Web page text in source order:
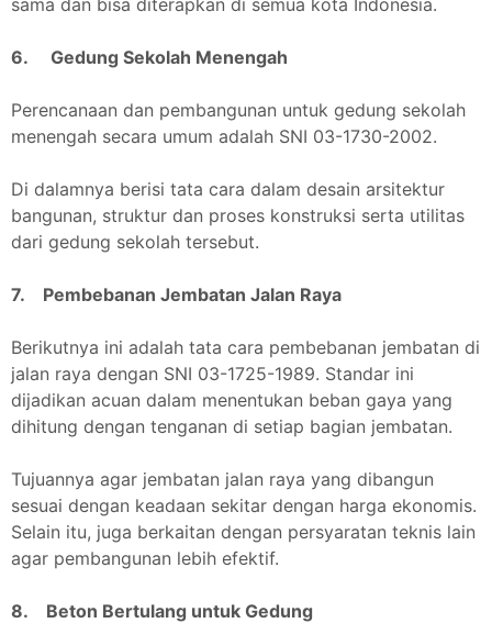
sama dan bisa diterapkan di semua kota Indonesia.
6. Gedung Sekolah Menengah
Perencanaan dan pembangunan untuk gedung sekolah
menengah secara umum adalah SNI 03-1730-2002.
Di dalamnya berisi tata cara dalam desain arsitektur
bangunan, struktur dan proses konstruksi serta utilitas
dari gedung sekolah tersebut.
7. Pembebanan Jembatan Jalan Raya
Berikutnya ini adalah tata cara pembebanan jembatan di
jalan raya dengan SNI 03-1725-1989. Standar ini
dijadikan acuan dalam menentukan beban gaya yang
dihitung dengan tenganan di setiap bagian jembatan.
Tujuannya agar jembatan jalan raya yang dibangun
sesuai dengan keadaan sekitar dengan harga ekonomis.
Selain itu, juga berkaitan dengan persyaratan teknis lain
agar pembangunan lebih efektif.
8. Beton Bertulang untuk Gedung